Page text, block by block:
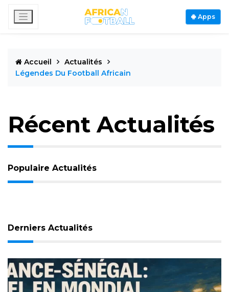
Apps
Accueil
Actualités
Légendes Du Football Africain
Récent Actualités
Populaire Actualités
Derniers Actualités